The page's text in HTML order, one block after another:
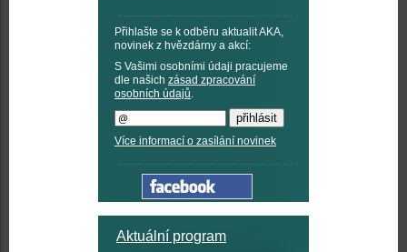
Přihlašte se k odběru aktualit AKA,
novinek z hvězdárny a akcí:
S Vašimi osobními údaji pracujeme
dle našich zásad zpracování
osobních údajů
Více informací o zasílání novinek
Aktuální program